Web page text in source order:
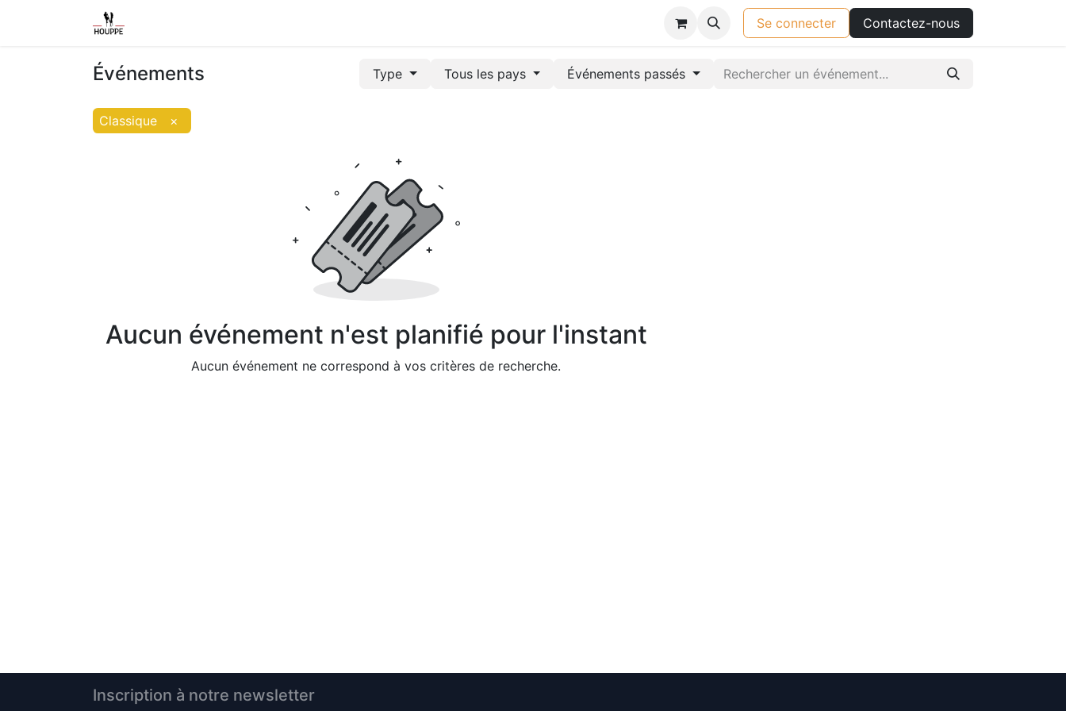
Se connecter Contactez-nous
Événements Type Tous les pays Événements passés
Classique ×
Aucun événement n'est planifié pour l'instant
Aucun événement ne correspond à vos critères de recherche.
Inscription à notre newsletter